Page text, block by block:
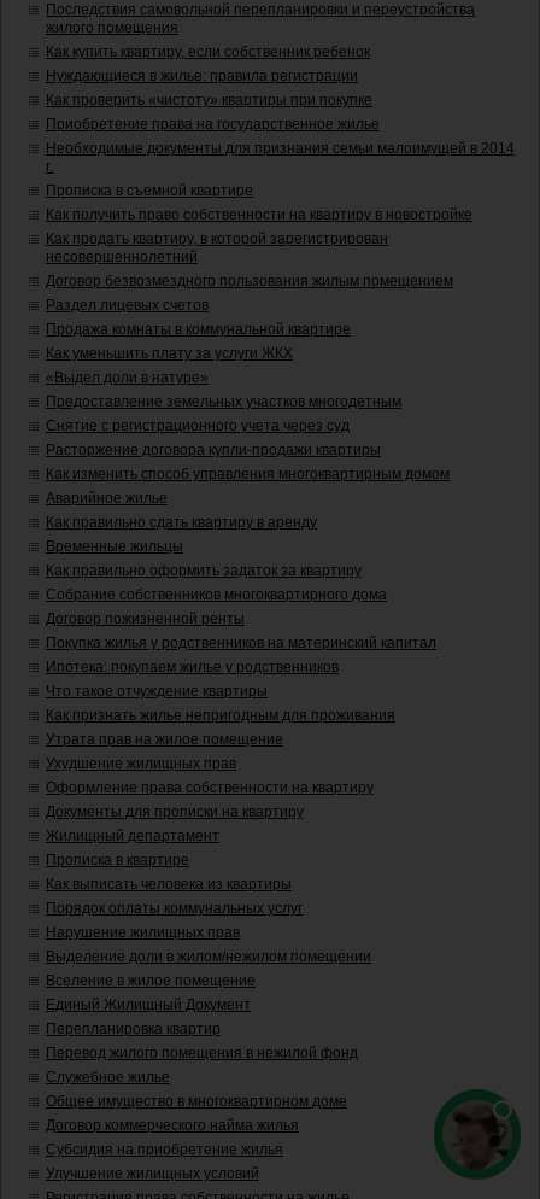
Последствия самовольной перепланировки и переустройства
жилого помещения
Как купить квартиру, если собственник ребенок
Нуждающиеся в жилье: правила регистрации
Как проверить «чистоту» квартиры при покупке
Приобретение права на государственное жилье
Необходимые документы для признания семьи малоимущей в 2014
г.
Прописка в съемной квартире
Как получить право собственности на квартиру в новостройке
Как продать квартиру, в которой зарегистрирован
несовершеннолетний
Договор безвозмездного пользования жилым помещением
Раздел лицевых счетов
Продажа комнаты в коммунальной квартире
Как уменьшить плату за услуги ЖКХ
«Выдел доли в натуре»
Предоставление земельных участков многодетным
Снятие с регистрационного учета через суд
Расторжение договора купли-продажи квартиры
Как изменить способ управления многоквартирным домом
Аварийное жилье
Как правильно сдать квартиру в аренду
Временные жильцы
Как правильно оформить задаток за квартиру
Собрание собственников многоквартирного дома
Договор пожизненной ренты
Покупка жилья у родственников на материнский капитал
Ипотека: покупаем жилье у родственников
Что такое отчуждение квартиры
Как признать жилье непригодным для проживания
Утрата прав на жилое помещение
Ухудшение жилищных прав
Оформление права собственности на квартиру
Документы для прописки на квартиру
Жилищный департамент
Прописка в квартире
Как выписать человека из квартиры
Порядок оплаты коммунальных услуг
Нарушение жилищных прав
Выделение доли в жилом/нежилом помещении
Вселение в жилое помещение
Единый Жилищный Документ
Перепланировка квартир
Перевод жилого помещения в нежилой фонд
Служебное жилье
Общее имущество в многоквартирном доме
Договор коммерческого найма жилья
Субсидия на приобретение жилья
Улучшение жилищных условий